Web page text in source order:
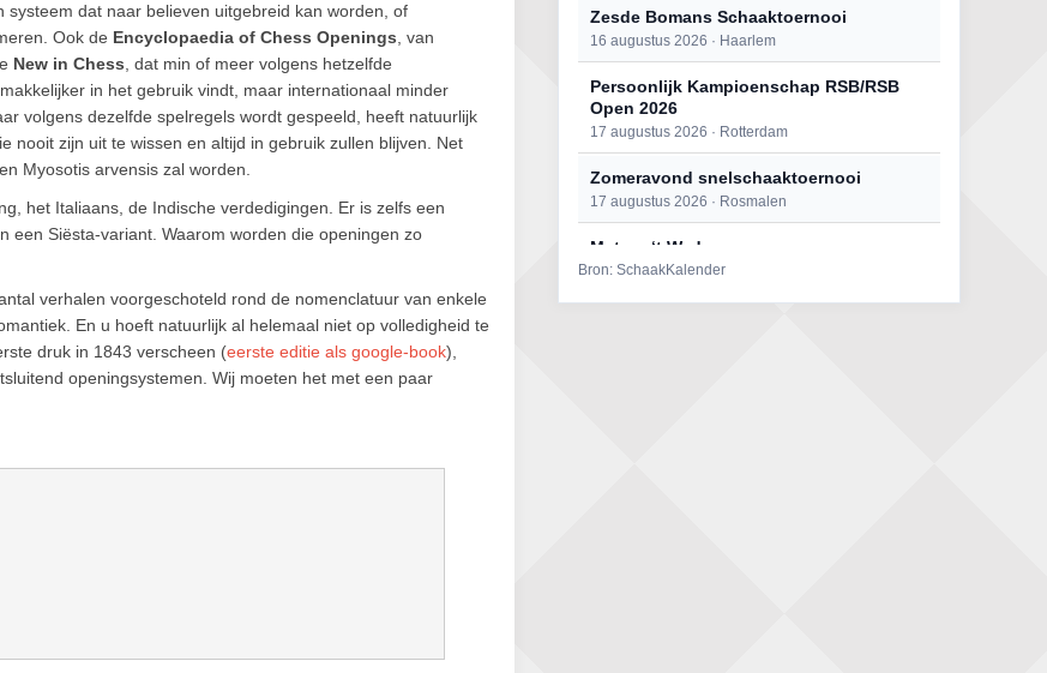
dat naar believen uitgebreid kan worden, of
Ook de Encyclopaedia of Chess Openings , van
New in Chess , dat min of meer volgens hetzelfde
in het gebruik vindt, maar internationaal minder
volgens dezelfde spelregels wordt gespeeld, heeft natuurlijk
nooit zijn uit te wissen en altijd in gebruik zullen blijven. Net
Myosotis arvensis zal worden.
het Italiaans, de Indische verdedigingen. Er is zelfs een
een Siësta-variant. Waarom worden die openingen zo
verhalen voorgeschoteld rond de nomenclatuur van enkele
En u hoeft natuurlijk al helemaal niet op volledigheid te
druk in 1843 verscheen (eerste editie als google-book),
openingsystemen. Wij moeten het met een paar
Zesde Bomans Schaaktoernooi
16 augustus 2026 · Haarlem
Persoonlijk Kampioenschap RSB/RSB
Open 2026
17 augustus 2026 · Rotterdam
Zomeravond snelschaaktoernooi
17 augustus 2026 · Rosmalen
Mat op ‘t Wad
22 augustus 2026 · Den Burg, Texel
Bron: SchaakKalender